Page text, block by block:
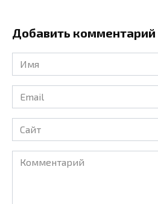
Добавить комментарий
Имя
*
Email
*
Сайт
Комментарий